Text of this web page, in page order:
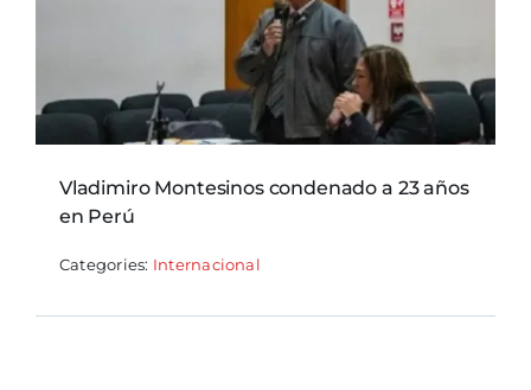
Vladimiro Montesinos condenado a 23 años
en Perú
Categories: Internacional